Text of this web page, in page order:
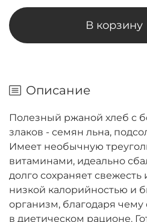
В корзину
Описание
Полезный ржаной хлеб с
злаков - семян льна,
Имеет необычную
витаминами, идеально
долго сохраняет
низкой калорийностью и
организм, благодаря
в диетическом рационе.